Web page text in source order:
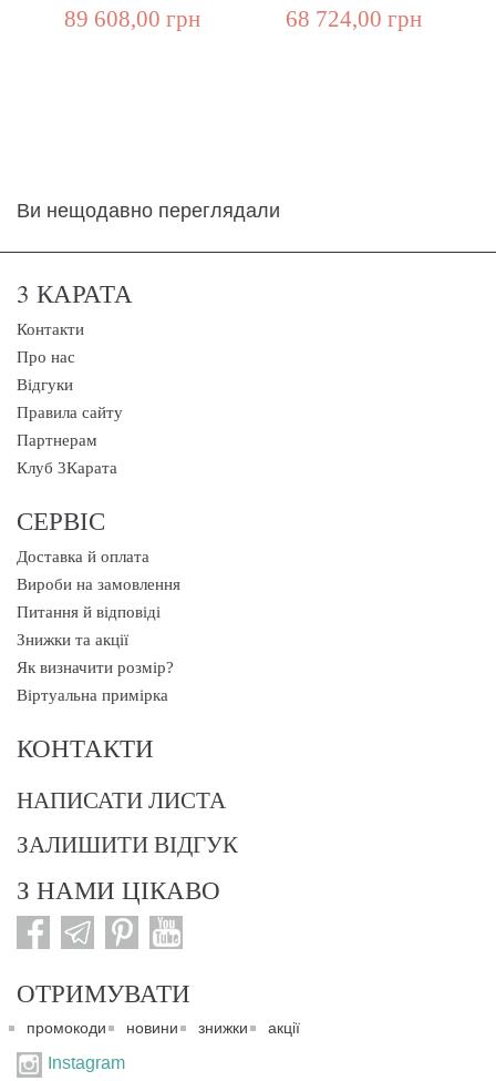
89 608,00 грн 68 724,00 грн
Ви нещодавно переглядали
3 КАРАТА
Контакти
Про нас
Відгуки
Правила сайту
Партнерам
Клуб 3Карата
СЕРВІС
Доставка й оплата
Вироби на замовлення
Питання й відповіді
Знижки та акції
Як визначити розмір?
Віртуальна примірка
КОНТАКТИ
НАПИСАТИ ЛИСТА
ЗАЛИШИТИ ВІДГУК
З НАМИ ЦІКАВО
ОТРИМУВАТИ
промокоди новини знижки акції
Instagram